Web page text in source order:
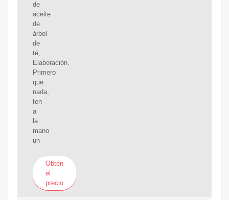
de
aceite
de
árbol
de
té;
Elaboración.
Primero
que
nada,
ten
a
la
mano
un
Obtén
el
precio